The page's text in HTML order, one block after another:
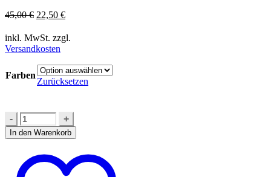
45,00€ Ursprünglicher
war:
45,00 €
22,50 €Aktueller
ist:
inkl. MwSt. zzgl.
Versandkosten
Farben
Zurücksetzen
In den Warenkorb